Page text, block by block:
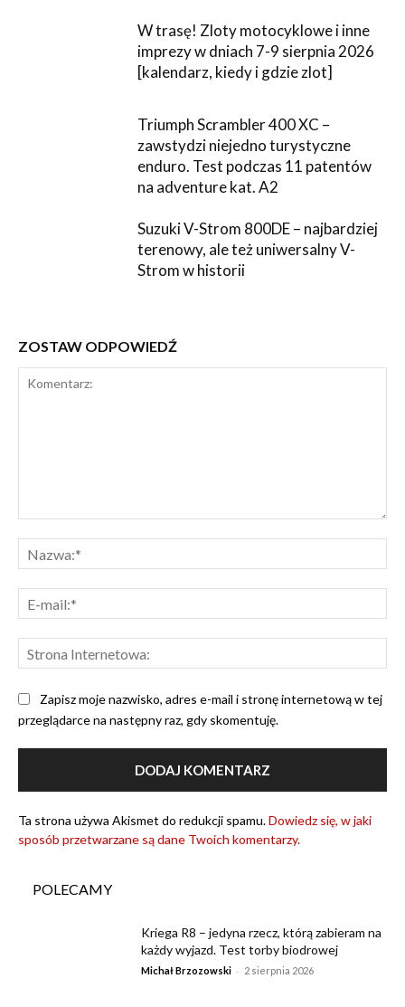
W trasę! Zloty motocyklowe i inne
imprezy w dniach 7-9 sierpnia 2026
[kalendarz, kiedy i gdzie zlot]
Triumph Scrambler 400 XC –
zawstydzi niejedno turystyczne
enduro. Test podczas 11 patentów
na adventure kat. A2
Suzuki V-Strom 800DE – najbardziej
terenowy, ale też uniwersalny V-
Strom w historii
ZOSTAW ODPOWIEDŹ
Zapisz moje nazwisko, adres e-mail i stronę internetową w tej
przeglądarce na następny raz, gdy skomentuję.
Ta strona używa Akismet do redukcji spamu.Dowiedz się, w jaki
sposób przetwarzane są dane Twoich komentarzy.
POLECAMY
Kriega R8 – jedyna rzecz, którą zabieram na
każdy wyjazd. Test torby biodrowej
Michał Brzozowski - 2 sierpnia 2026